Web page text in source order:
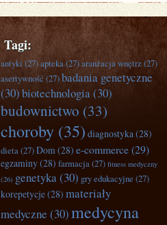
Tagi:
antyki(27)apteka(27)aranżacja wnętrz(27)
asertywność (27)badania genetyczne
(30)biotechnologia(30)
budownictwo (33)
choroby (35) diagnostyka(28)
dieta(27)Dom(28) e-commerce(29)
egzaminy(28) farmacja(27) fitness medyczny
(26) genetyka(30) gry edukacyjne (27)
korepetycje(28) materiały
medyczne (30)medycyna